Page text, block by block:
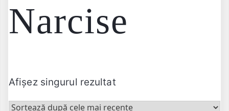
Narcise
Afișez singurul rezultat